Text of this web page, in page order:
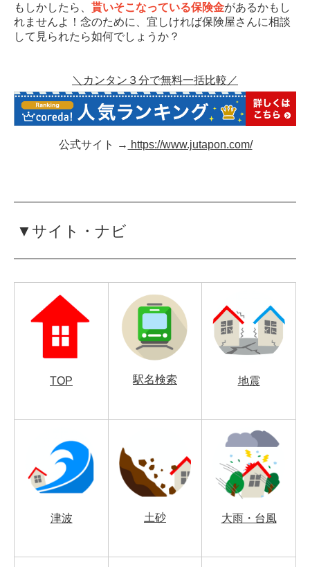
もしかしたら、 貰いそこなっている保険金があるかもし
れませんよ！念のために、宜しければ保険屋さんに相談
して見られたら如何でしょうか？
＼カンタン３分で無料一括比較／
公式サイト → https://www.jutapon.com/
▼サイト・ナビ
TOP 駅名検索 地震
津波 土砂 大雨・台風